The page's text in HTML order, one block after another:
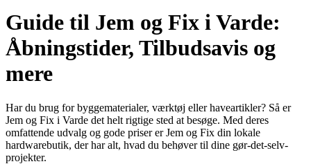
Guide til Jem og Fix i Varde:
Åbningstider, Tilbudsavis og
mere
Har du brug for byggematerialer, værktøj eller haveartikler? Så er
Jem og Fix i Varde det helt rigtige sted at besøge. Med deres
omfattende udvalg og gode priser er Jem og Fix din lokale
hardwarebutik, der har alt, hvad du behøver til dine gør-det-selv-
projekter.